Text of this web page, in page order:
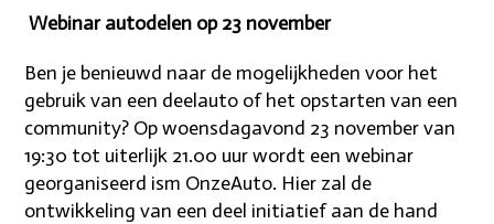
Webinar autodelen op 23 november
Ben je benieuwd naar de mogelijkheden voor het
gebruik van een deelauto of het opstarten van een
community? Op woensdagavond 23 november van
19:30 tot uiterlijk 21.00 uur wordt een webinar
georganiseerd ism OnzeAuto. Hier zal de
ontwikkeling van een deel initiatief aan de hand